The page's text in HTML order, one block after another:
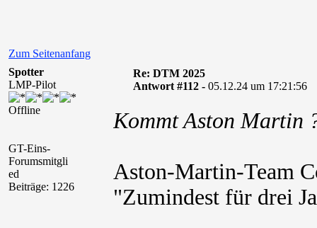
Zum Seitenanfang
Spotter
LMP-Pilot
Offline
GT-Eins-
Forumsmitgli
ed
Beiträge: 1226
Re: DTM 2025
Antwort #112 - 05.12.24 um 17:21:56
Kommt Aston Martin
Aston-Martin-Team
"Zumindest für drei